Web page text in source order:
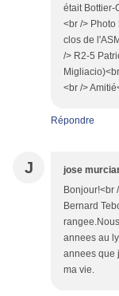
était Bottier-
<br /> Photo
clos de
/> R2-5
<br />
Répondre
J jose
Bonjour!<br
Bernard
annees au
annees que
ma vie.